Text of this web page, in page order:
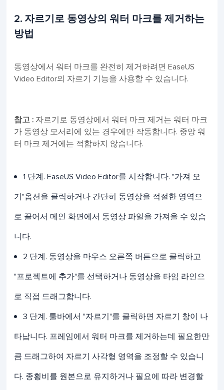
2. 자르기로 동영상의 워터 마크를 제거하는
방법
동영상에서 워터 마크를 완전히 제거하려면 EaseUS
Video Editor의 자르기 기능을 사용할 수 있습니다.
참고 : 자르기로 동영상에서 워터 마크 제거는 워터 마크
가 동영상 모서리에 있는 경우에만 작동합니다. 중앙 워
터 마크 제거에는 적합하지 않습니다.
1 단계. EaseUS Video Editor를 시작합니다. "가져 오
기"옵션을 클릭하거나 간단히 동영상을 적절한 영역으
로 끌어서 메인 화면에서 동영상 파일을 가져올 수 있습
니다.
2 단계. 동영상을 마우스 오른쪽 버튼으로 클릭하고
"프로젝트에 추가"를 선택하거나 동영상을 타임 라인으
로 직접 드래그합니다.
3 단계. 툴바에서 "자르기"를 클릭하면 자르기 창이 나
타납니다. 프레임에서 워터 마크를 제거하는데 필요한만
큼 드래그하여 자르기 사각형 영역을 조정할 수 있습니
다. 종횡비를 원본으로 유지하거나 필요에 따라 변경할